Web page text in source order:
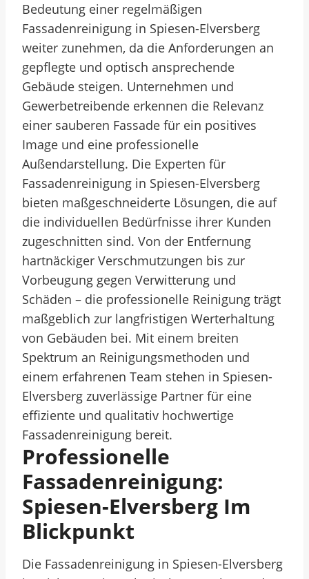
Bedeutung einer regelmäßigen
Fassadenreinigung in Spiesen-Elversberg
weiter zunehmen, da die Anforderungen an
gepflegte und optisch ansprechende
Gebäude steigen. Unternehmen und
Gewerbetreibende erkennen die Relevanz
einer sauberen Fassade für ein positives
Image und eine professionelle
Außendarstellung. Die Experten für
Fassadenreinigung in Spiesen-Elversberg
bieten maßgeschneiderte Lösungen, die auf
die individuellen Bedürfnisse ihrer Kunden
zugeschnitten sind. Von der Entfernung
hartnäckiger Verschmutzungen bis zur
Vorbeugung gegen Verwitterung und
Schäden – die professionelle Reinigung trägt
maßgeblich zur langfristigen Werterhaltung
von Gebäuden bei. Mit einem breiten
Spektrum an Reinigungsmethoden und
einem erfahrenen Team stehen in Spiesen-
Elversberg zuverlässige Partner für eine
effiziente und qualitativ hochwertige
Fassadenreinigung bereit.
Professionelle
Fassadenreinigung:
Spiesen-Elversberg Im
Blickpunkt
Die Fassadenreinigung in Spiesen-Elversberg